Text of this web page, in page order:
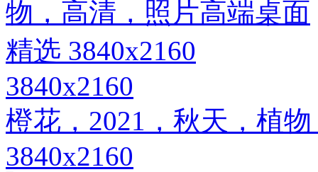
3840x2160
橙花，2021，秋天，植
3840x2160